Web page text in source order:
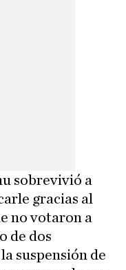
sobrevivió a
gracias al
no votaron a
de dos
suspensión de